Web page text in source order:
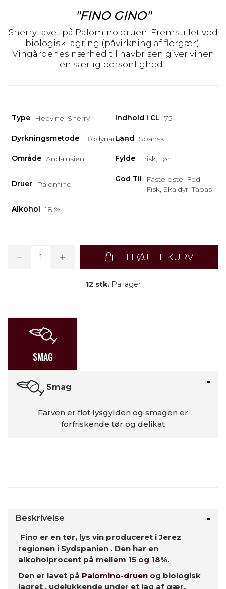
"FINO GINO"
Sherry lavet på Palomino druen. Fremstillet ved
biologisk lagring (påvirkning af florgær).
Vingårdenes nærhed til havbrisen giver vinen
en særlig personlighed.
Type Hedvine, Sherry Indhold i CL 75
Dyrkningsmetode Biodynamisk
Land Spansk
Område Andalusien Fylde Frisk, Tør
Druer Palomino
God Til
Faste oste, Fed
Fisk, Skaldyr, Tapas
Alkohol 18 %
TILFØJ TIL KURV
12 stk.På lager
SMAG
Smag
Farven er flot lysgylden og smagen er
forfriskende tør og delikat
Beskrivelse
Fino er en tør, lys vin produceret i Jerez
regionen i Sydspanien . Den har en
alkoholprocent på mellem 15 og 18%.
Den er lavet på Palomino-druen og biologisk
lagret , udelukkende under et lag af gær.